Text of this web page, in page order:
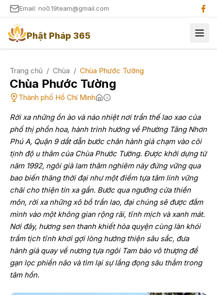
Email: no0.19team@gmail.com
Phật Pháp 365
Trang chủ / Chùa / Chùa Phước Tường
Chùa Phước Tường
Thành phố Hồ Chí Minh
Rời xa những ồn ào và náo nhiệt nơi trần thế lao xao của
phố thị phồn hoa, hành trình hướng về Phường Tăng Nhơn
Phú A, Quận 9 dắt dẫn bước chân hành giả chạm vào cõi
tịnh độ u thâm của Chùa Phước Tường. Được khởi dựng từ
năm 1992, ngôi già lam thâm nghiêm này đứng vững qua
bao biến thăng thời đại như một điểm tựa tâm linh vững
chãi cho thiện tín xa gần. Bước qua ngưỡng cửa thiền
môn, rời xa những xô bồ trần lao, đại chúng sẽ được đắm
mình vào một không gian rộng rãi, tĩnh mịch và xanh mát.
Nơi đây, hương sen thanh khiết hòa quyện cùng làn khói
trầm tịch tĩnh khơi gợi lòng hướng thiện sâu sắc, đưa
hành giả quay về nương tựa ngôi Tam bảo vô thượng để
gạn lọc phiền não và tìm lại sự lắng đọng sâu thẳm trong
tâm hồn.